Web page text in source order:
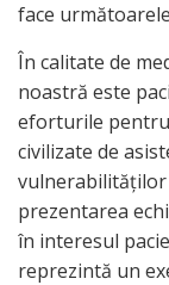
face
În calitate de
noastră este
eforturile pentru
civilizate de
vulnerabilităților
prezentarea
în interesul
reprezintă un